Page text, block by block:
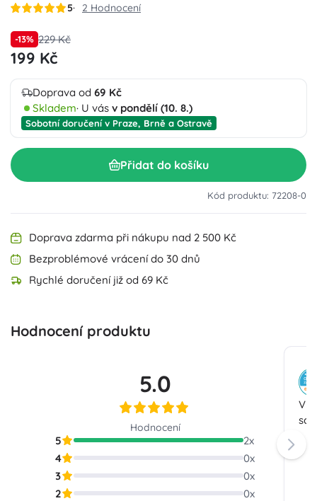
5 2 Hodnocení
-13% 229 Kč
199 Kč
Doprava od 69 Kč
Skladem· U vás v pondělí (10. 8.)
Sobotní doručení v Praze, Brně a Ostravě
Přidat do košíku
Kód produktu: 72208-0
Doprava zdarma při nákupu nad 2 500 Kč
Bezproblémové vrácení do 30 dnů
Rychlé doručení již od 69 Kč
Hodnocení produktu
5.0
Hodnocení
5 2x
4
0x
3
0x
2
0x